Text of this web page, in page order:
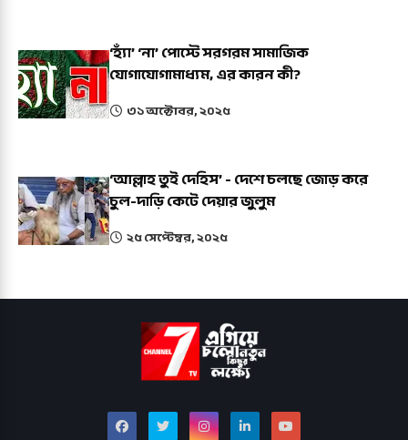
‘হ্যাঁ’ ‘না’ পোস্টে সরগরম সামাজিক
যোগাযোগামাধ্যম, এর কারন কী?
৩১ অক্টোবর, ২০২৫
‘আল্লাহ তুই দেহিস’ - দেশে চলছে জোড় করে
চুল-দাড়ি কেটে দেয়ার জুলুম
২৫ সেপ্টেম্বর, ২০২৫